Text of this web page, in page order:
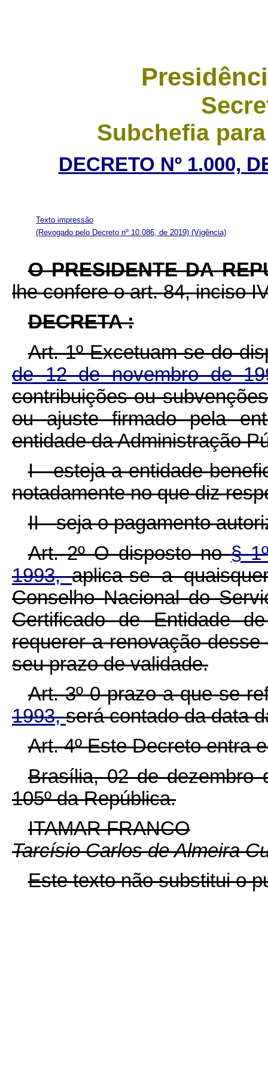
Subchefia
DECRETO Nº 1.000,
Texto impressão
(Revogado pelo Decreto nº 10.086, de 2019) (Vigência)
O PRESIDENTE DA
lhe confere o art. 84, inciso
DECRETA :
Art. 1º Excetuam-se do
de 12 de novembro de
contribuições ou
ou ajuste firmado pela
entidade da Administração
I - esteja a entidade
notadamente no que diz
II - seja o pagamento
Art. 2º O disposto no§
1993,aplica-se a
Conselho Nacional do
Certificado de Entidade
requerer a renovação
seu prazo de validade.
Art. 3º 0 prazo a que se
1993,será contado da data
Art. 4º Este Decreto entra
Brasília, 02 de dezembro
105º da República.
ITAMAR FRANCO
Tarcísio Carlos de Almeira
Este texto não substitui o